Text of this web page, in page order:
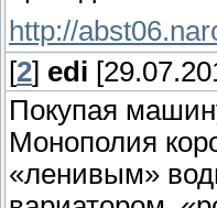
http://
[2] edi
Покупая
Монополия
«ленивым»